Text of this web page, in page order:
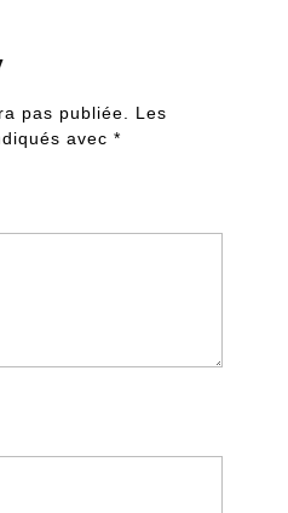
pas publiée.
Les
avec *